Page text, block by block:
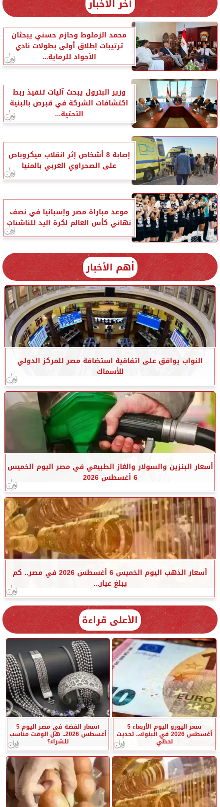
محمد الزملوط وحازم حسني يبحثان
ترتيبات إطلاق أولى بطولات نادي
الأجواد للرماية...
وزير البترول يبحث آليات تنفيذ ربط
اكتشافات الشركة في قبرص بالبنية
التحتية...
إصابة 8 أشخاص إثر انقلاب ميكروباص
على الصحراوي الغربي بالمنيا
موعد مباراة مصر وإسبانيا في نصف
نهائي كأس العالم لكرة اليد للناشئات
أهم الأخبار
النواب يوافق على اتفاقية استضافة مصر للمركز الدولي
للأسماك
أسعار البنزين والسولار والغاز الطبيعي في مصر اليوم الخميس
6 أغسطس 2026
أسعار الذهب اليوم الخميس 6 أغسطس 2026 في مصر.. كم
يبلغ عيار...
الأعلى قراءة
سعر اليورو اليوم الأربعاء 5
أغسطس 2026 في البنوك.. تحديث
لحظي
أسعار الفضة في مصر اليوم 5
أغسطس 2026.. هل الوقت مناسب
للشراء؟